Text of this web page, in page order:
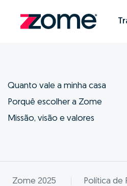
Quanto vale a minha casa
Porquê escolher a Zome
Missão, visão e valores
Zome 2025 Política de